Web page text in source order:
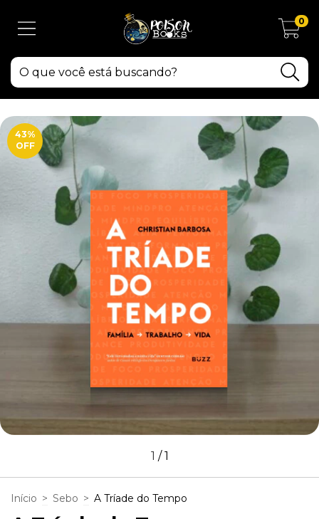
0
43%
OFF
1 /1
Início > Sebo > A Tríade do Tempo